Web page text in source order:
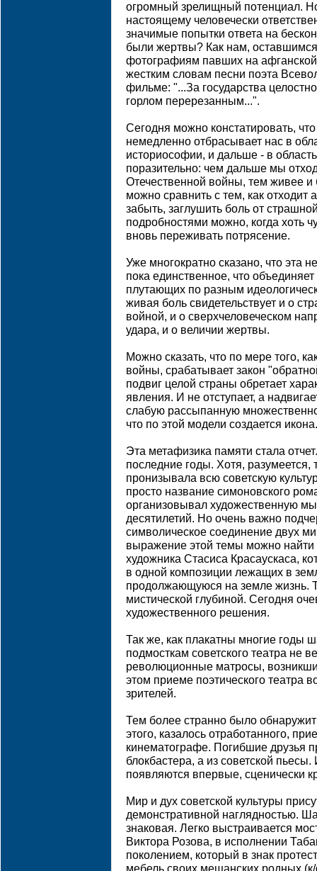
огромный зрелищный потенциал.
настоящему человечески
значимые попытки ответа на
были жертвы? Как нам,
фотографиям павших на
жестким словам песни поэта
фильме: "...За государства
горлом перерезанным...".
Сегодня можно констатировать,
немедленно отбрасывает нас в
историософии, и дальше - в
поразительно: чем дальше мы
Отечественной войны, тем живее и
можно сравнить с тем, как отходит
забыть, заглушить боль от
подробностями можно, когда хоть
вновь переживать потрясение.
Уже многократно сказано, что эта
пока единственное, что
плутающих по разным
живая боль свидетельствует и о
войной, и о сверхчеловеческом
удара, и о величии жертвы.
Можно сказать, что по мере того,
войны, срабатывает закон
подвиг целой страны обретает
явления. И не отступает, а
слабую рассыпанную
что по этой модели создается икона.
Эта метафизика памяти стала
последние годы. Хотя,
пронизывала всю советскую
просто название симоновского
организовывал художественную
десятилетий. Но очень важно
символическое соединение двух
выражение этой темы можно найти
художника Стасиса Красаускаса,
в одной композиции лежащих в
продолжающуюся на земле жизнь.
мистической глубиной. Сегодня
художественного решения.
Так же, как плакатны многие годы
подмосткам советского театра не
революционные матросы,
этом приеме поэтического театра
зрителей.
Тем более странно было
этого, казалось отработанного,
кинематографе. Погибшие друзья
блокбастера, а из советской пьесы.
появляются впервые, сценически
Мир и дух советской культуры
демонстративной наглядностью.
знаковая. Легко выстраивается
Виктора Розова, в исполнении
поколением, который в знак
мебель своих мещанских родных